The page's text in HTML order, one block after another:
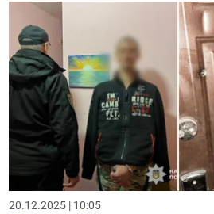
20.12.2025 | 10:05